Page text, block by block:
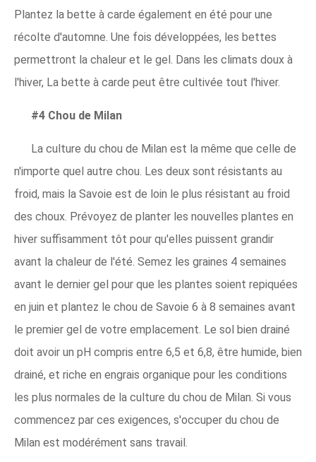
Plantez la bette à carde également en été pour une
récolte d'automne. Une fois développées, les bettes
permettront la chaleur et le gel. Dans les climats doux à
l'hiver, La bette à carde peut être cultivée tout l'hiver.
#4 Chou de Milan
La culture du chou de Milan est la même que celle de
n'importe quel autre chou. Les deux sont résistants au
froid, mais la Savoie est de loin le plus résistant au froid
des choux. Prévoyez de planter les nouvelles plantes en
hiver suffisamment tôt pour qu'elles puissent grandir
avant la chaleur de l'été. Semez les graines 4 semaines
avant le dernier gel pour que les plantes soient repiquées
en juin et plantez le chou de Savoie 6 à 8 semaines avant
le premier gel de votre emplacement. Le sol bien drainé
doit avoir un pH compris entre 6,5 et 6,8, être humide, bien
drainé, et riche en engrais organique pour les conditions
les plus normales de la culture du chou de Milan. Si vous
commencez par ces exigences, s'occuper du chou de
Milan est modérément sans travail.